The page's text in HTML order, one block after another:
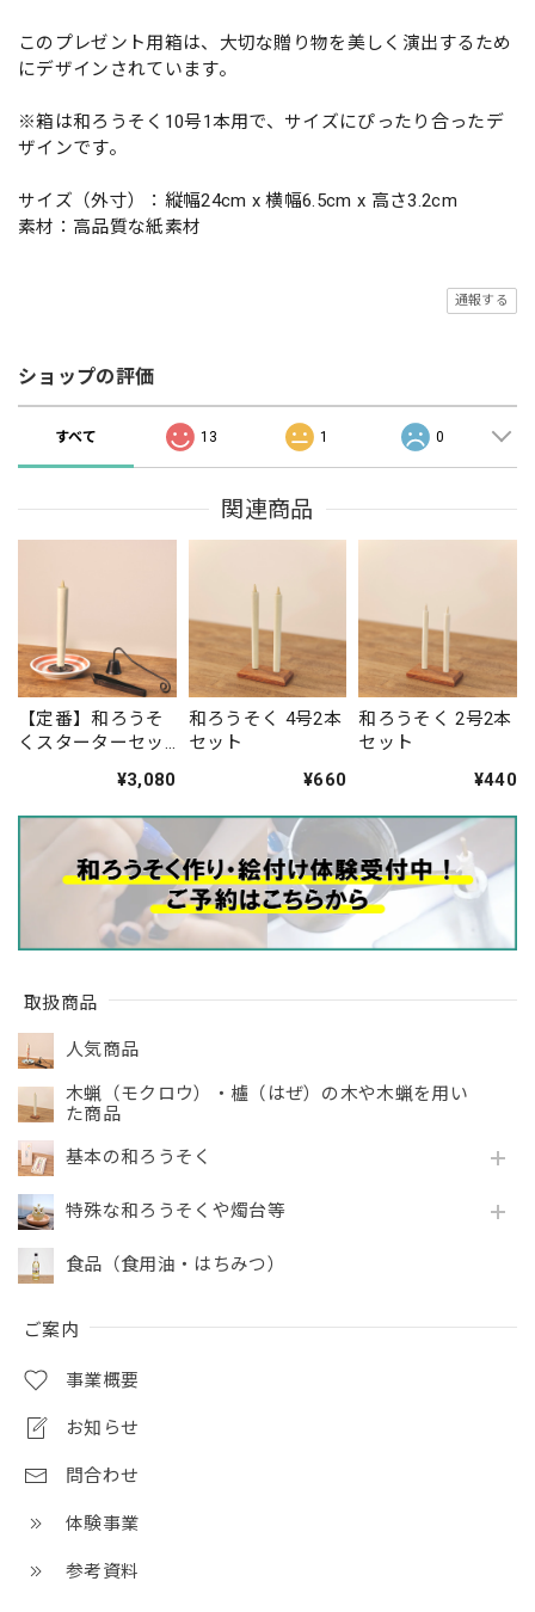
取扱商品
人気商品
木蝋（モクロウ）・櫨（はぜ）の木や木蝋を用い
た商品
基本の和ろうそく
特殊な和ろうそくや燭台等
食品（食用油・はちみつ）
ご案内
事業概要
お知らせ
問合わせ
体験事業
参考資料
このプレゼント用箱は、大切な贈り物を美しく演出するため
にデザインされています。
※箱は和ろうそく10号1本用で、サイズにぴったり合ったデ
ザインです。
サイズ（外寸）：縦幅24cm x 横幅6.5cm x 高さ3.2cm
素材：高品質な紙素材
通報する
ショップの評価
すべて 13 1 0
関連商品
【定番】和ろうそ
くスターターセッ
¥3,080
和ろうそく 4号2本
セット
¥660
和ろうそく 2号2本
セット
¥440